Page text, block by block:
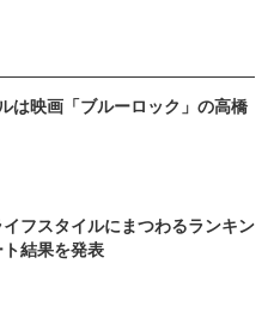
は映画「ブルーロック」の高橋
フスタイルにまつわるランキン
結果を発表